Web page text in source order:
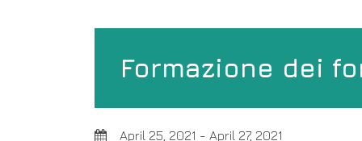
Formazione dei
April 25, 2021 - April 27, 2021